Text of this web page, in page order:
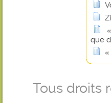
que
«
Tous droits